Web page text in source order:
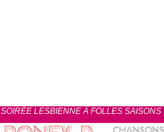
SOIRÉE LESBIENNE À FOLLES SAISONS